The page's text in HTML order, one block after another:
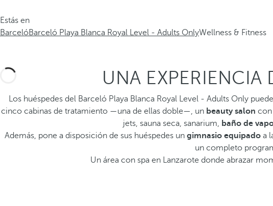
Estás en
BarcelóBarceló Playa Blanca Royal Level - Adults OnlyWellness & Fitness
UNA EXPERIENCIA
Los huéspedes del Barceló Playa Blanca Royal Level - Adults Only
cinco cabinas de tratamiento —una de ellas doble—, un beauty salon con
jets, sauna seca, sanarium, baño de
Además, pone a disposición de sus huéspedes un gimnasio equipado a
un completo
Un área con spa en Lanzarote donde abrazar